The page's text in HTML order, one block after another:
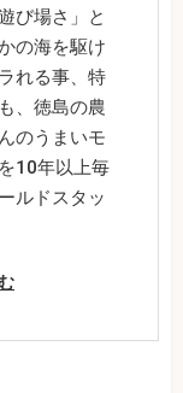
び場さ」と
の海を駆け
れる事、特
、徳島の農
のうまいモ
10年以上毎
ルドスタッ